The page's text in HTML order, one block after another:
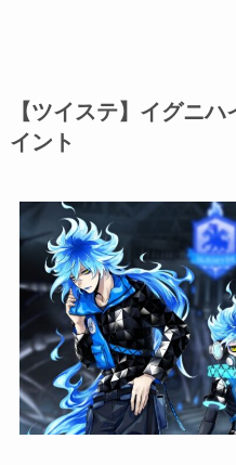
【ツイステ】イグニ
イント